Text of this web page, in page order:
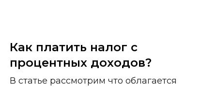
Как платить налог с
процентных доходов?
В статье рассмотрим что облагается